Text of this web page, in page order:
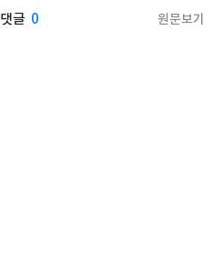
댓글 0 원문보기